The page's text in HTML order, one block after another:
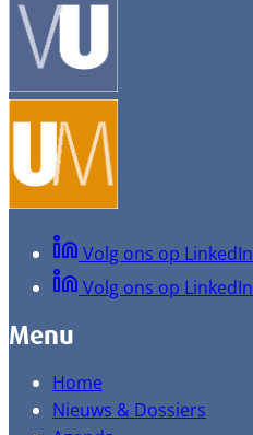
Volg ons op LinkedIn
Volg ons op LinkedIn
Menu
Home
Nieuws & Dossiers